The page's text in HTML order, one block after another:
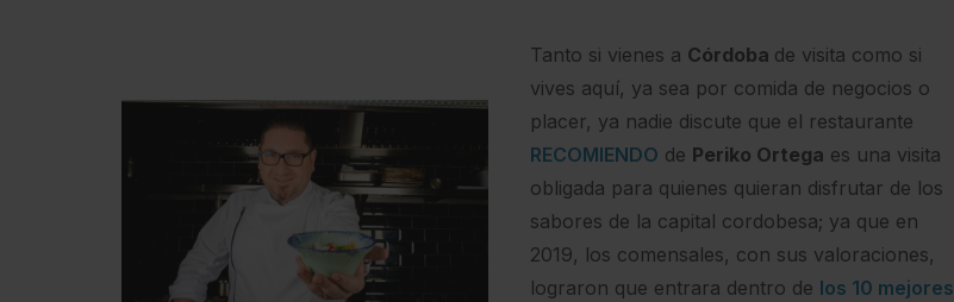
Tanto si vienes a Córdoba de visita como si
vives aquí, ya sea por comida de negocios o
placer, ya nadie discute que el restaurante
RECOMIENDO de Periko Ortega es una visita
obligada para quienes quieran disfrutar de los
sabores de la capital cordobesa; ya que en
2019, los comensales, con sus valoraciones,
lograron que entrara dentro de los 10 mejores